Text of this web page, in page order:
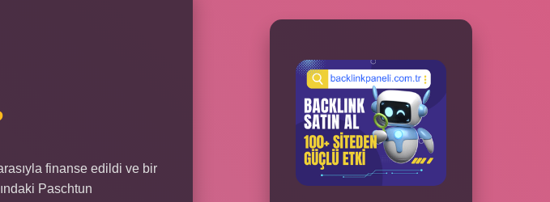
finanse edildi ve bir
Paschtun